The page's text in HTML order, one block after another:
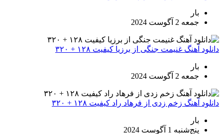
بار
جمعه 2 آگوست 2024
دانلود آهنگ غنیمت جنگی از برزیا کیفیت ۱۲۸ + ۳۲۰
بار
جمعه 2 آگوست 2024
دانلود آهنگ زخم زدی از فرهاد راد کیفیت ۱۲۸ + ۳۲۰
بار
پنج‌شنبه 1 آگوست 2024